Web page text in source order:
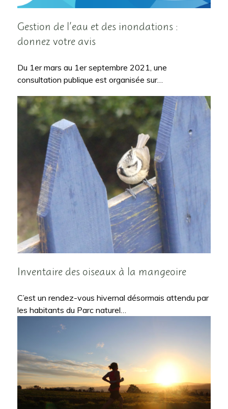
Gestion de l’eau et des inondations :
donnez votre avis
Du 1er mars au 1er septembre 2021, une
consultation publique est organisée sur…
Inventaire des oiseaux à la mangeoire
C’est un rendez-vous hivernal désormais attendu par
les habitants du Parc naturel…